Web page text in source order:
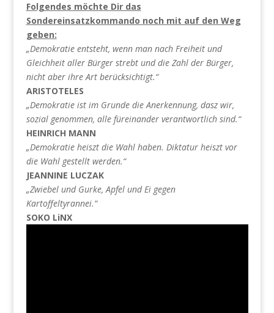
Folgendes möchte Dir das
Sondereinsatzkommando noch mit auf den Weg
geben:
„Demokratie entsteht, wenn man nach Freiheit und
Gleichheit aller Bürger strebt und die Zahl der Bürger,
nicht aber ihre Art berücksichtigt.“
ARISTOTELES
„Demokratie ist im Grunde die Anerkennung, dasz wir,
sozial genommen, alle füreinander verantwortlich sind.“
HEINRICH MANN
„Demokratie heiszt die Wahl haben. Diktatur heiszt vor
die Wahl gestellt werden.“
JEANNINE LUCZAK
„Zwiebel und Gurke, Apfel und Ei gegen
Kartoffeltyrannei.“
SOKO LiNX